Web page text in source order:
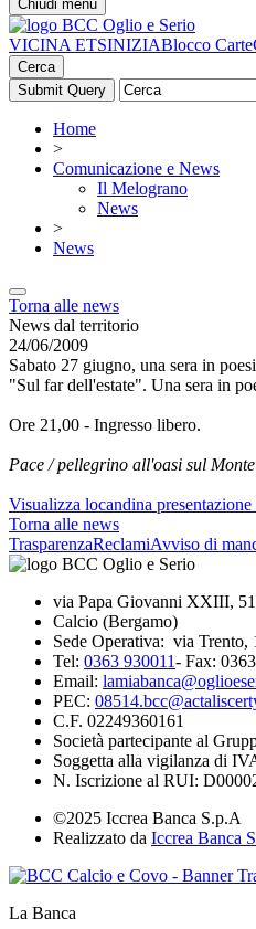
Chiudi menu
VICINA ETSINIZIABlocco Carte
Cerca
Home
>
Comunicazione e News
Il Melograno
News
>
News
Torna alle news
News dal territorio
24/06/2009
Sabato 27 giugno, una sera in
"Sul far dell'estate". Una sera in
Ore 21,00 - Ingresso libero.
Pace / pellegrino all'oasi sul
Visualizza locandina presentazione
Torna alle news
TrasparenzaReclamiAvviso di
via Papa Giovanni XXIII,
Calcio (Bergamo)
Sede Operativa: via
Tel: 0363 930011- Fax:
Email:
PEC:
C.F. 02249360161
Società partecipante al
Soggetta alla vigilanza di
N. Iscrizione al RUI:
©2025 Iccrea Banca S.p.A
Realizzato da Iccrea Banca
La Banca